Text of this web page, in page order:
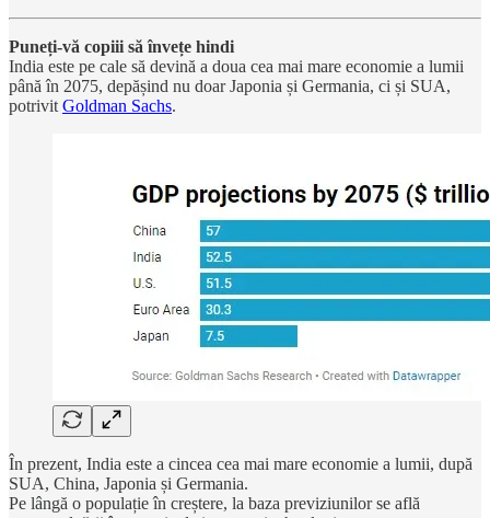
Puneți-vă copiii să învețe hindi
India este pe cale să devină a doua cea mai mare economie a lumii
până în 2075, depășind nu doar Japonia și Germania, ci și SUA,
potrivit Goldman Sachs.
În prezent, India este a cincea cea mai mare economie a lumii, după
SUA, China, Japonia și Germania.
Pe lângă o populație în creștere, la baza previziunilor se află